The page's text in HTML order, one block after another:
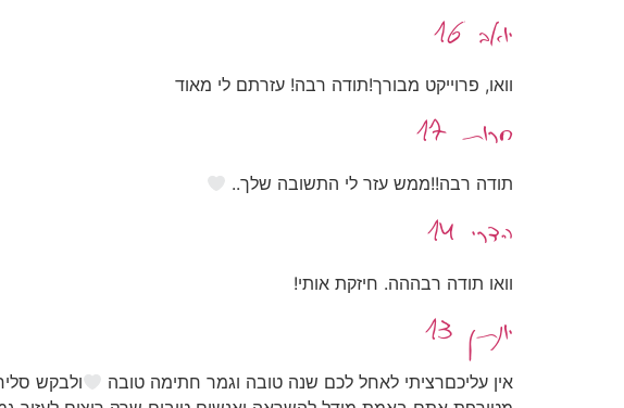
יואב 16
וואו, פרוייקט מבורך!תודה רבה! עזרתם לי מאוד
חרות 17
תודה רבה!!ממש עזר לי התשובה שלך..
הדרי 14
וואו תודה רבההה. חיזקת אותי!
יונתן 13
אין עליכםרציתי לאחל לכם שנה טובה וגמר חתימה טובה
ולבקש